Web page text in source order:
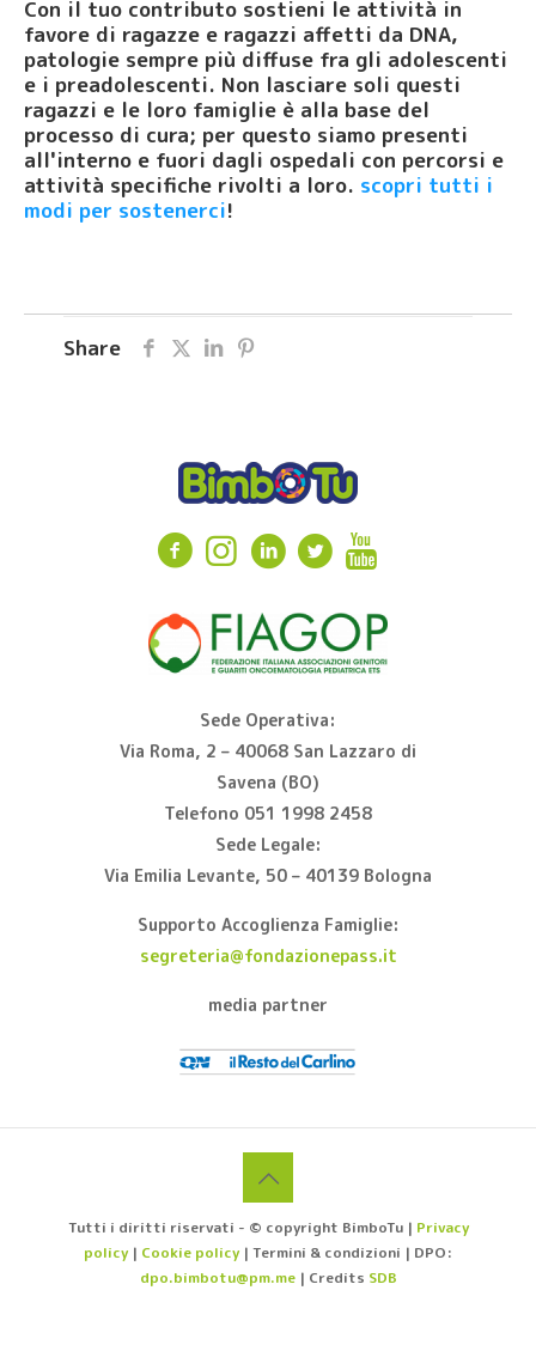
Con il tuo contributo sostieni le attività in
favore di ragazze e ragazzi affetti da DNA,
patologie sempre più diffuse fra gli adolescenti
e i preadolescenti. Non lasciare soli questi
ragazzi e le loro famiglie è alla base del
processo di cura; per questo siamo presenti
all'interno e fuori dagli ospedali con percorsi e
attività specifiche rivolti a loro. scopri tutti i
modi per sostenerci!
Share
Sede Operativa:
Via Roma, 2 – 40068 San Lazzaro di
Savena (BO)
Telefono 051 1998 2458
Sede Legale:
Via Emilia Levante, 50 – 40139 Bologna
Supporto Accoglienza Famiglie:
segreteria@fondazionepass.it
media partner
Tutti i diritti riservati - © copyright BimboTu | Privacy
policy | Cookie policy | Termini & condizioni | DPO:
dpo.bimbotu@pm.me| Credits SDB